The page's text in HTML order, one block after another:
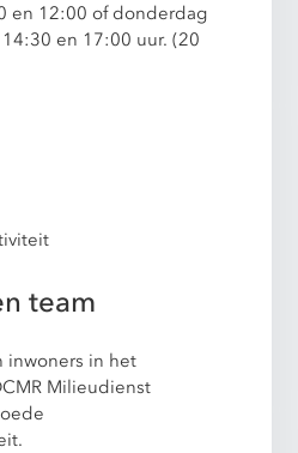
en 12:00 of donderdag
en 17:00 uur. (20
team
inwoners in het
Milieudienst